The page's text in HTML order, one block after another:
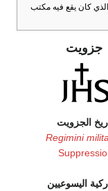
كان يقع فيه مكتب
جزويت
الجزويت
Regimini
اليسوعيين